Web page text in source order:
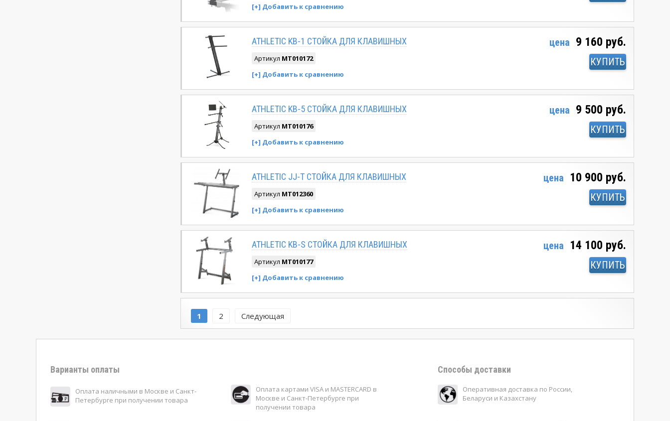
ATHLETIC KB-1 CТОЙКА ДЛЯ КЛАВИШНЫХ
Артикул MT010172
цена 9 160 руб.
КУПИТЬ
ATHLETIC KB-5 CТОЙКА ДЛЯ КЛАВИШНЫХ
Артикул MT010176
цена 9 500 руб.
КУПИТЬ
ATHLETIC JJ-T CТОЙКА ДЛЯ КЛАВИШНЫХ
Артикул MT012360
цена 10 900 руб.
КУПИТЬ
ATHLETIC KB-S CТОЙКА ДЛЯ КЛАВИШНЫХ
Артикул MT010177
цена 14 100 руб.
КУПИТЬ
1 2 Следующая
Варианты оплаты
Оплата наличными в Москве и Санкт-
Петербурге при получении товара
Оплата картами VISA и MASTERCARD в
Москве и Санкт-Петербурге при
получении товара
Способы доставки
Оперативная доставка по России,
Беларуси и Казахстану